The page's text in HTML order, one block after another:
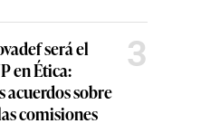
será el
en Ética:
acuerdos sobre
comisiones
3